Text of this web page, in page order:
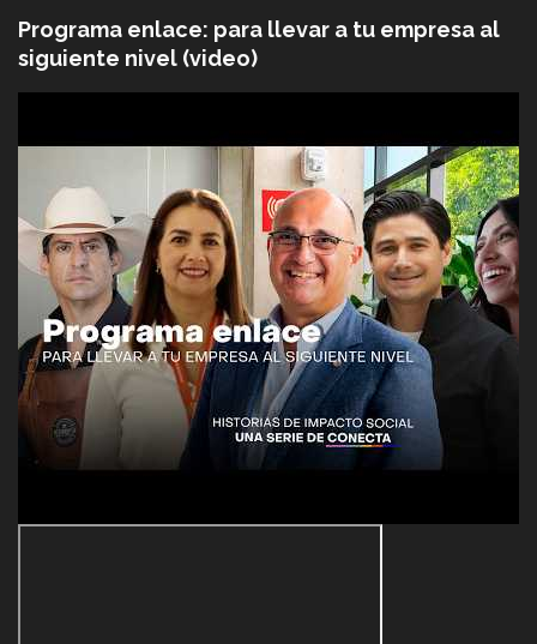
Programa enlace: para llevar a tu empresa al
siguiente nivel (video)